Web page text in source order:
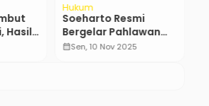
Hasil
Hukum
Soeharto Resmi
Bergelar Pahlawan
Nasional
calendar_monthSen, 10 Nov 2025